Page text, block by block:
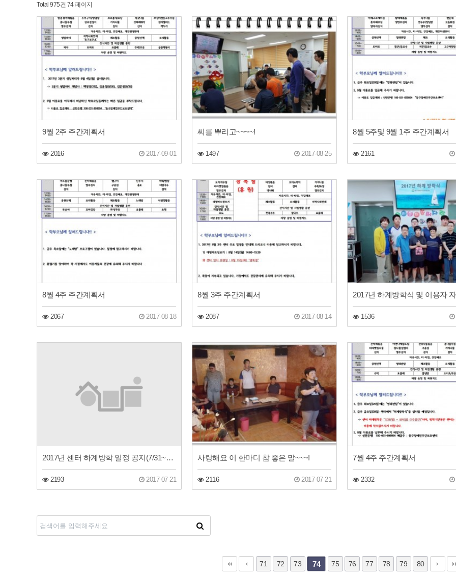
Total 975건 74 페이지
9월 2주 주간계획서
2016 2017-09-01
씨를 뿌리고~~~~!
1497 2017-08-25
8월 5주및 9월 1주 주간계획서
2161
8월 4주 주간계획서
2067 2017-08-18
8월 3주 주간계획서
2087 2017-08-14 1536
2017년 센터 하계방학 일정 공지(7/31~8/4)
2193 2017-07-21
사랑해요 이 한마디 참 좋은 말~~~!
2116 2017-07-21
7월 4주 주간계획서
2332
71 72 73 74 75 76 77 78 79 80